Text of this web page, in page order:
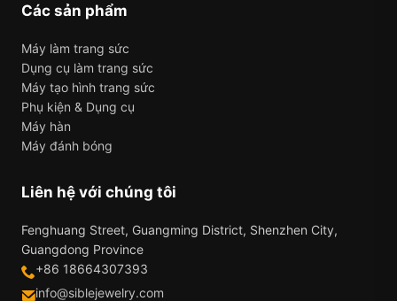
Các sản phẩm
Máy làm trang sức
Dụng cụ làm trang sức
Máy tạo hình trang sức
Phụ kiện & Dụng cụ
Máy hàn
Máy đánh bóng
Liên hệ với chúng tôi
Fenghuang Street, Guangming District, Shenzhen City,
Guangdong Province
+86 18664307393
info@siblejewelry.com